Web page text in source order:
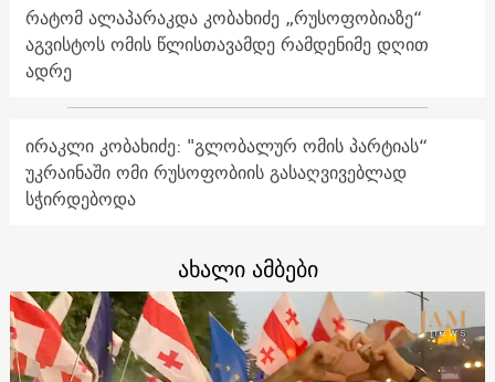
რატომ ალაპარაკდა კობახიძე „რუსოფობიაზე“
აგვისტოს ომის წლისთავამდე რამდენიმე დღით
ადრე
ირაკლი კობახიძე: "გლობალურ ომის პარტიას“
უკრაინაში ომი რუსოფობიის გასაღვივებლად
სჭირდებოდა
ახალი ამბები